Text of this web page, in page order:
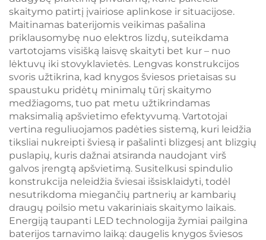
LED knygos lempa
su atmintimi, 1800
mAh baterija, 18 val.
skaitymo patirtį įvairiose aplinkose ir situacijose.
Maitinamas baterijomis veikimas pašalina
priklausomybę nuo elektros lizdų, suteikdama
vartotojams visišką laisvę skaityti bet kur – nuo
lėktuvų iki stovyklavietės. Lengvas konstrukcijos
svoris užtikrina, kad knygos šviesos prietaisas su
spaustuku pridėtų minimalų tūrį skaitymo
medžiagoms, tuo pat metu užtikrindamas
maksimalią apšvietimo efektyvumą. Vartotojai
vertina reguliuojamos padėties sistemą, kuri leidžia
tiksliai nukreipti šviesą ir pašalinti blizgesį ant blizgių
puslapių, kuris dažnai atsiranda naudojant virš
galvos įrengtą apšvietimą. Susitelkusi spindulio
konstrukcija neleidžia šviesai išsisklaidyti, todėl
nesutrikdoma miegančių partnerių ar kambarių
draugų poilsio metu vakariniais skaitymo laikais.
Energiją taupanti LED technologija žymiai pailgina
baterijos tarnavimo laiką: daugelis knygos šviesos